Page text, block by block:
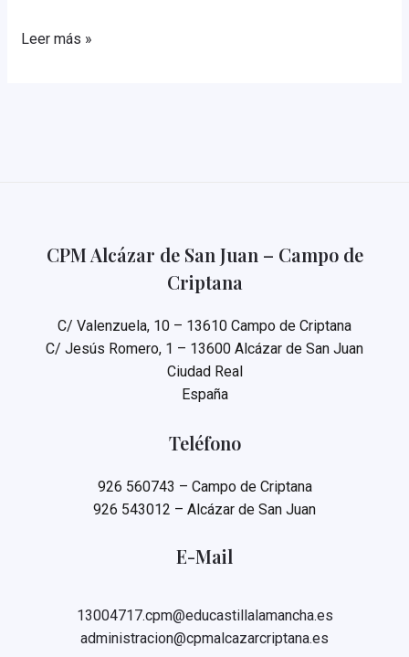
Maria
Leer más »
CPM Alcázar de San Juan – Campo de
Criptana
C/ Valenzuela, 10 – 13610 Campo de Criptana
C/ Jesús Romero, 1 – 13600 Alcázar de San Juan
Ciudad Real
España
Teléfono
926 560743 – Campo de Criptana
926 543012 – Alcázar de San Juan
E-Mail
13004717.cpm@educastillalamancha.es
administracion@cpmalcazarcriptana.es